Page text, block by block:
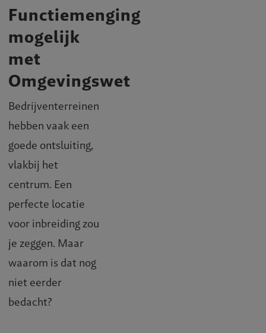
Functiemenging
mogelijk
met
Omgevingswet
Bedrijventerreinen
hebben vaak een
goede ontsluiting,
vlakbij het
centrum. Een
perfecte locatie
voor inbreiding zou
je zeggen. Maar
waarom is dat nog
niet eerder
bedacht?